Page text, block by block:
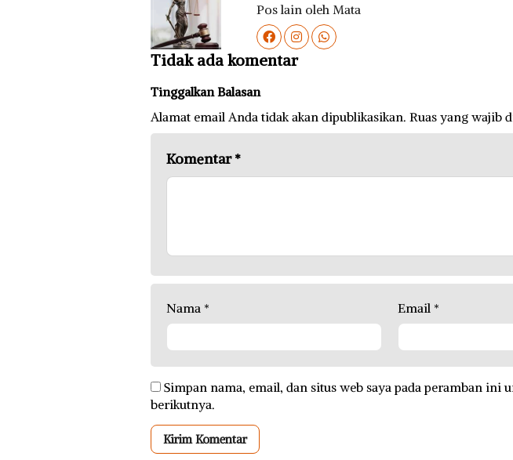
Pos lain oleh Mata
Tidak ada komentar
Tinggalkan Balasan
Alamat email Anda tidak akan dipublikasikan. Ruas yang wajib
Komentar*
Nama * Email *
Simpan nama, email, dan situs web saya pada peramban ini
berikutnya.